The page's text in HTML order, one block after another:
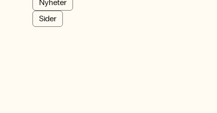
Nyheter
Sider